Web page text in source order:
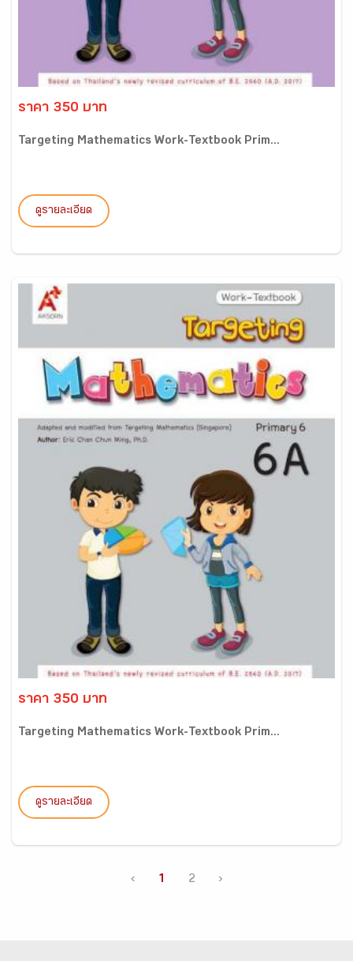
ราคา 350 บาท
Targeting Mathematics Work-Textbook Prim...
ดูรายละเอียด
ราคา 350 บาท
Targeting Mathematics Work-Textbook Prim...
ดูรายละเอียด
‹ 1 2 ›